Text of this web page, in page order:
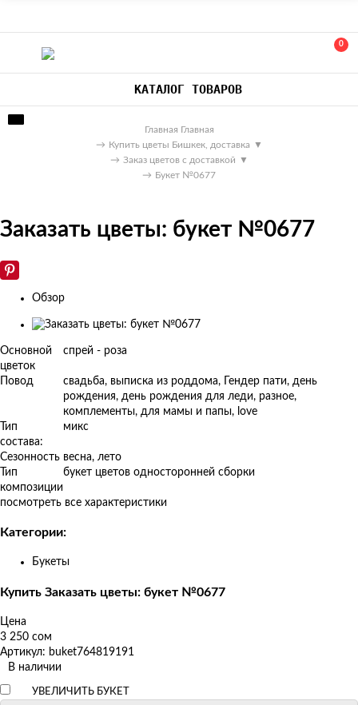
0
КАТАЛОГ ТОВАРОВ
Главная Главная
→ Купить цветы Бишкек, доставка ▼
→ Заказ цветов с доставкой ▼
→ Букет №0677
Заказать цветы: букет №0677
Обзор
Изображения
товаров
Основной
цветок
спрей - роза
Повод
свадьба, выписка из роддома, Гендер пати, день
рождения, день рождения для леди, разное,
комплементы, для мамы и папы, love
Тип
состава:
микс
Сезонность весна, лето
Тип
композиции
букет цветов односторонней сборки
посмотреть все характеристики
Категории:
Букеты
Купить Заказать цветы: букет №0677
Цена
3 250 сом
Артикул: buket764819191
В наличии
УВЕЛИЧИТЬ БУКЕТ